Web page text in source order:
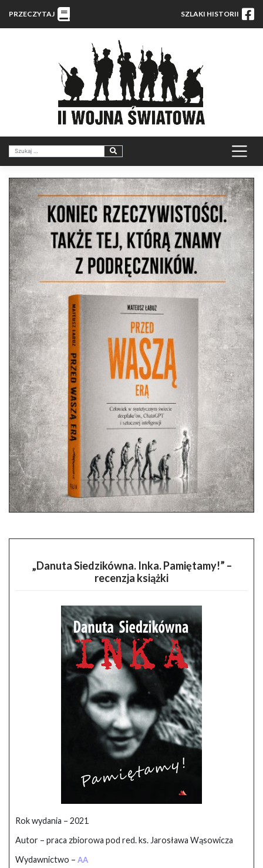
PRZECZYTAJ SZLAKI HISTORII
„Danuta Siedzikówna. Inka. Pamiętamy!” –
recenzja książki
Rok wydania – 2021
Autor – praca zbiorowa pod red. ks. Jarosława Wąsowicza
Wydawnictwo – AA